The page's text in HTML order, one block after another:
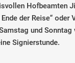
Hofbeamten
der Reise“
und Sonntag
Signierstunde.